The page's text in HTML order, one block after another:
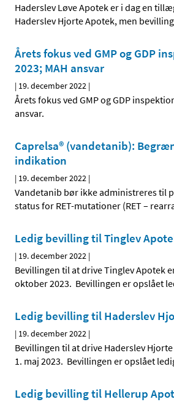
Haderslev Løve Apotek er i dag en
Haderslev Hjorte Apotek, men
Årets fokus ved GMP og GDP
2023; MAH ansvar
| 19. december 2022 |
Årets fokus ved GMP og GDP
ansvar.
Caprelsa® (vandetanib):
indikation
| 19. december 2022 |
Vandetanib bør ikke administreres til
status for RET-mutationer (RET –
Ledig bevilling til Tinglev
| 19. december 2022 |
Bevillingen til at drive Tinglev Apotek
oktober 2023. Bevillingen er opslået
Ledig bevilling til Haderslev
| 19. december 2022 |
Bevillingen til at drive Haderslev
1. maj 2023. Bevillingen er opslået
Ledig bevilling til Hellerup